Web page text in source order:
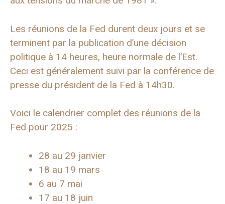
Les réunions de la Fed durent deux jours et se
terminent par la publication d’une décision
politique à 14 heures, heure normale de l’Est.
Ceci est généralement suivi par la conférence de
presse du président de la Fed à 14h30.
Voici le calendrier complet des réunions de la
Fed pour 2025 :
28 au 29 janvier
18 au 19 mars
6 au 7 mai
17 au 18 juin